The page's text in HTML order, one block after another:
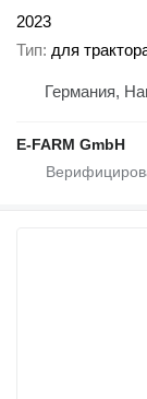
2023
Тип для
Германия,
E-FARM GmbH